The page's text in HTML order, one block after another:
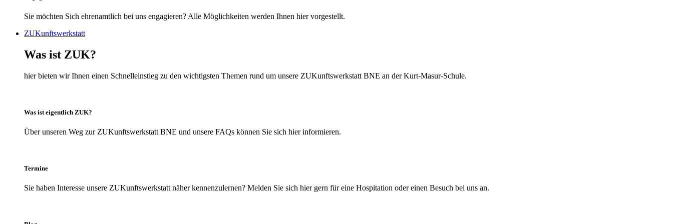
Sie möchten Sich ehrenamtlich bei uns engagieren? Alle Möglichkeiten werden Ihnen hier vorgestellt.
ZUKunftswerkstatt
Was ist ZUK?
hier bieten wir Ihnen einen Schnelleinstieg zu den wichtigsten Themen rund um unsere ZUKunftswerkstatt BNE an der Kurt-Masur-Schule.
Was ist eigentlich ZUK?
Über unseren Weg zur ZUKunftswerkstatt BNE und unsere FAQs können Sie sich hier informieren.
Termine
Sie haben Interesse unsere ZUKunftswerkstatt näher kennenzulernen? Melden Sie sich hier gern für eine Hospitation oder einen Besuch bei uns an.